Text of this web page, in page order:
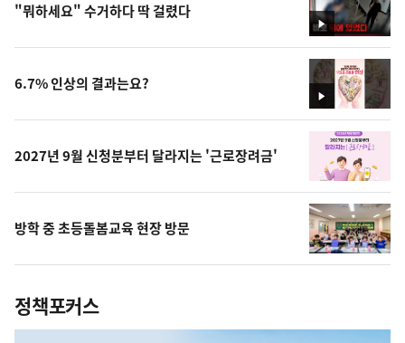
영
상
"뭐하세요" 수거하다 딱 걸렸다
영
상
6.7% 인상의 결과는요?
2027년 9월 신청분부터 달라지는 '근로장려금'
방학 중 초등돌봄교육 현장 방문
정책포커스